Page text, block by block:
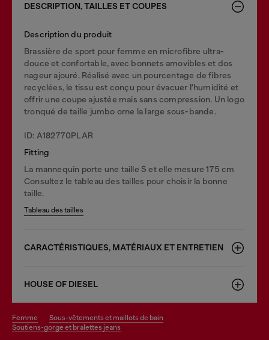
DESCRIPTION, TAILLES ET COUPES
Description du produit
Brassière de sport pour femme en microfibre ultra-
douce et confortable, avec bonnets amovibles et dos
nageur ajouré. Réalisé avec un pourcentage de fibres
recyclées, le tissu est conçu pour évacuer l'humidité et
offrir une coupe ajustée mais sans compression. Un logo
tronqué de taille jumbo orne la large sous-bande.
ID: A182770PLAR
Fitting
La mannequin porte une taille S et elle mesure 175 cm
Consultez le tableau des tailles pour choisir la bonne
taille.
Tableau des tailles
CARACTÉRISTIQUES, MATÉRIAUX ET ENTRETIEN
HOUSE OF DIESEL
femme
sous-vêtements et maillots de bain
soutiens-gorge et bralettes jeans